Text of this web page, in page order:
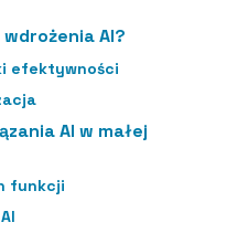
AI?
efektywności
AI w małej
funkcji